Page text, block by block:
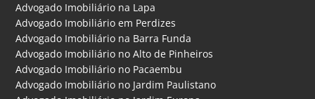
Advogado Imobiliário na Lapa
Advogado Imobiliário em Perdizes
Advogado Imobiliário na Barra Funda
Advogado Imobiliário no Alto de Pinheiros
Advogado Imobiliário no Pacaembu
Advogado Imobiliário no Jardim Paulistano